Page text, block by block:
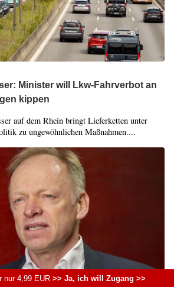
Minister will Lkw-Fahrverbot an
kippen
auf dem Rhein bringt Lieferketten unter
zu ungewöhnlichen Maßnahmen....
nur 4,99 EUR>> Ja, ich will Zugang >>